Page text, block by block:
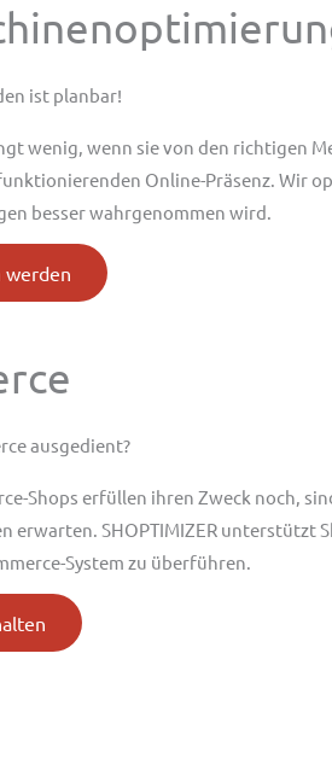
ist planbar!
wenig, wenn sie von den richtigen
Online-Präsenz. Wir
besser wahrgenommen wird.
werden
ausgedient?
Shops erfüllen ihren Zweck noch,
erwarten. SHOPTIMIZER unterstützt
System zu überführen.